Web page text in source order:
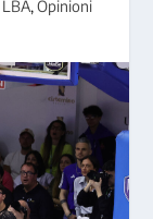
LBA, Opinioni